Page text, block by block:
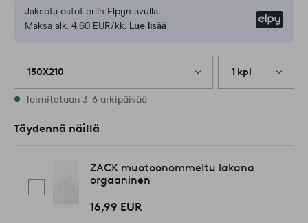
Jaksota ostot eriin Elpyn avulla.
Maksa alk. 4,60 EUR/kk. Lue lisää
150X210 1 kpl
Varastossa
Toimitetaan 3-6 arkipäivää
Täydennä näillä
ZACK muotoonommeltu lakana
orgaaninen
16,99 EUR